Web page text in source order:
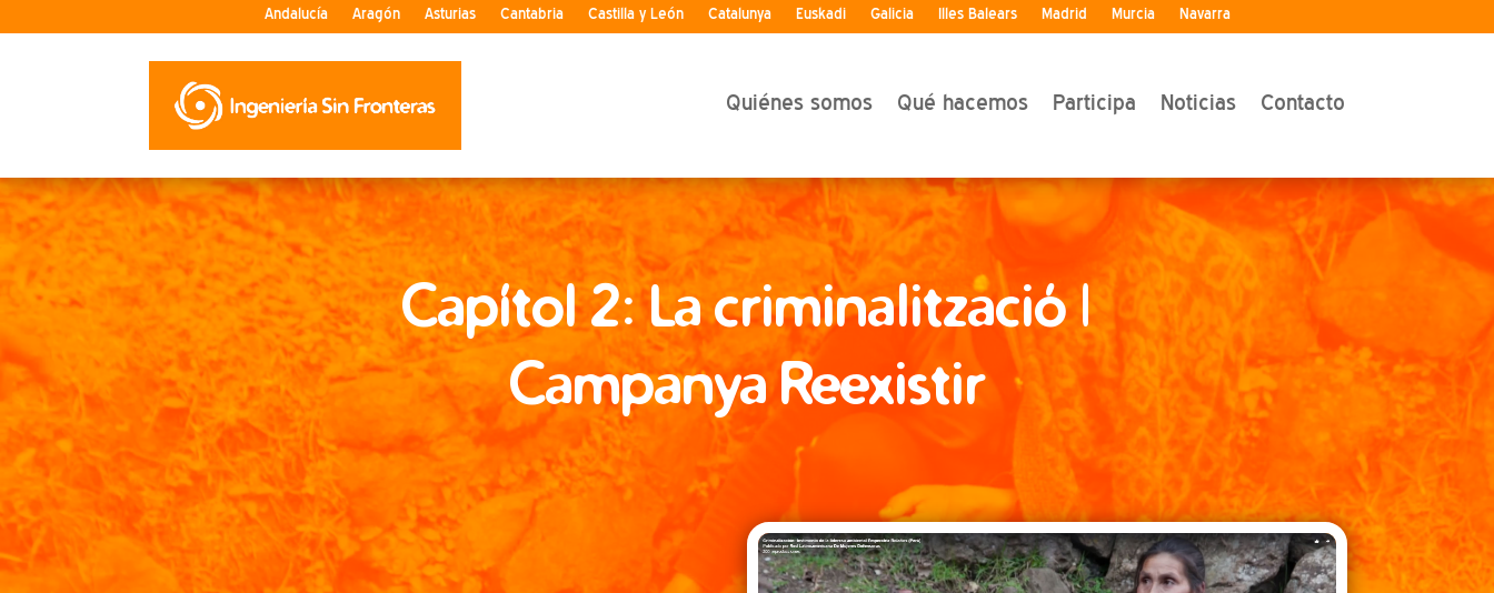
Andalucía Aragón Asturias Cantabria Castilla y León Catalunya Euskadi Galicia Illes Balears Madrid Murcia Navarra
Quiénes somos Qué hacemos Participa Noticias Contacto
Capítol 2: La criminalització |
Campanya Reexistir